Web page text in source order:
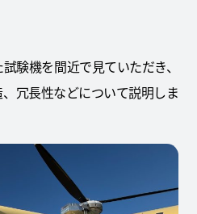
験機を間近で見ていただき、
冗長性などについて説明しま